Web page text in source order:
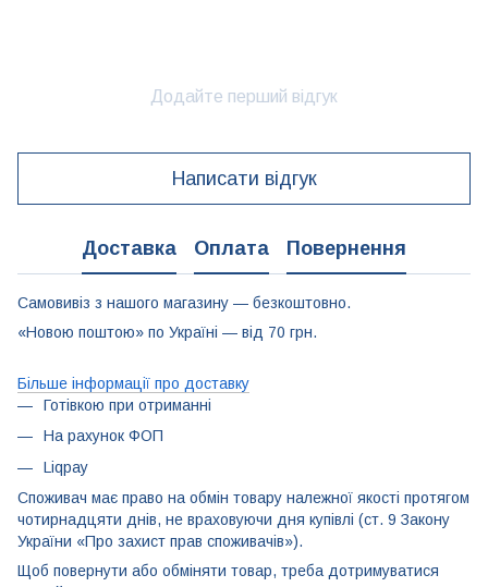
Додайте перший відгук
Написати відгук
Доставка Оплата Повернення
Самовивіз з нашого магазину — безкоштовно.
«Новою поштою» по Україні — від 70 грн.
Більше інформації про доставку
Готівкою при отриманні
На рахунок ФОП
Liqpay
Споживач має право на обмін товару належної якості протягом
чотирнадцяти днів, не враховуючи дня купівлі (ст. 9 Закону
України «Про захист прав споживачів»).
Щоб повернути або обміняти товар, треба дотримуватися